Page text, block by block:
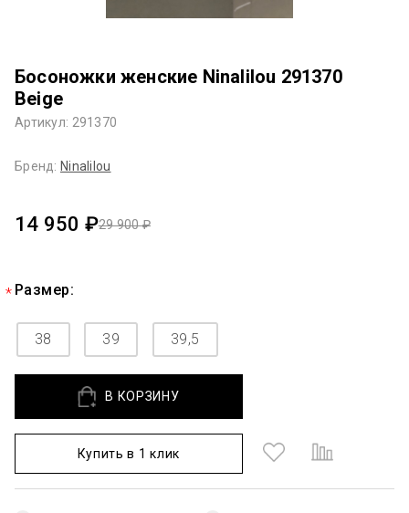
Босоножки женские Ninalilou 291370
Beige
Артикул: 291370
Бренд: Ninalilou
29 900 ₽
14 950 ₽
Размер:
38 39 39,5
В КОРЗИНУ
Купить в 1 клик